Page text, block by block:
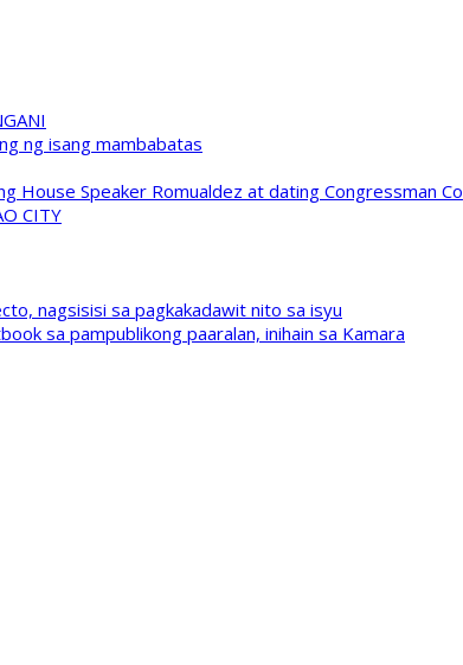
ng isang mambabatas
House Speaker Romualdez at dating Congressman Co
CITY
nagsisisi sa pagkakadawit nito sa isyu
sa pampublikong paaralan, inihain sa Kamara